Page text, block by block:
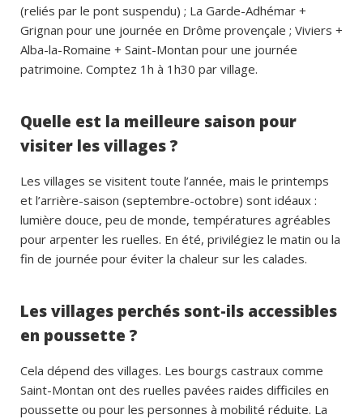
(reliés par le pont suspendu) ; La Garde-Adhémar +
Grignan pour une journée en Drôme provençale ; Viviers +
Alba-la-Romaine + Saint-Montan pour une journée
patrimoine. Comptez 1h à 1h30 par village.
Quelle est la meilleure saison pour
visiter les villages ?
Les villages se visitent toute l’année, mais le printemps
et l’arrière-saison (septembre-octobre) sont idéaux :
lumière douce, peu de monde, températures agréables
pour arpenter les ruelles. En été, privilégiez le matin ou la
fin de journée pour éviter la chaleur sur les calades.
Les villages perchés sont-ils accessibles
en poussette ?
Cela dépend des villages. Les bourgs castraux comme
Saint-Montan ont des ruelles pavées raides difficiles en
poussette ou pour les personnes à mobilité réduite. La